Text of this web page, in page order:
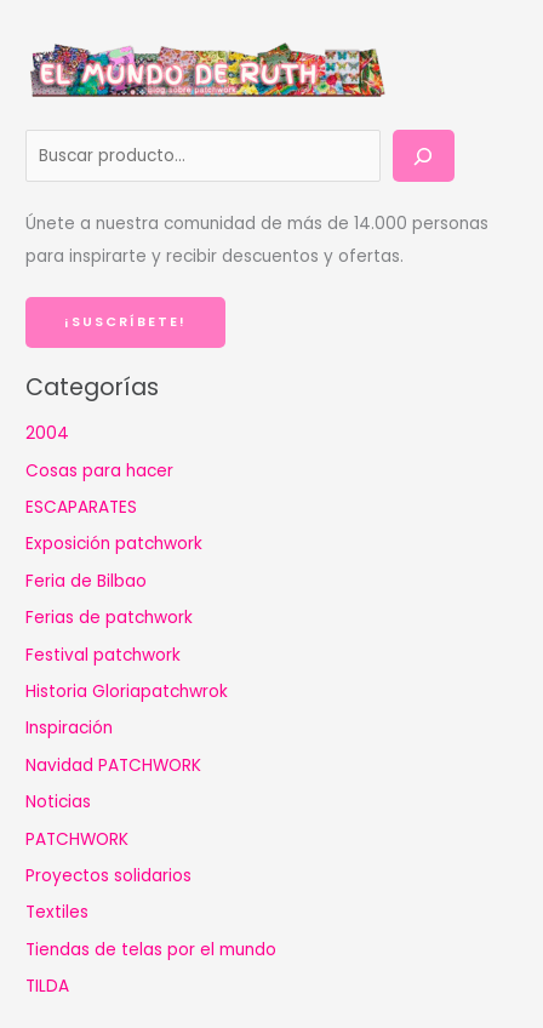
u
s
r
Únete a nuestra comunidad de más de 14.000 personas
para inspirarte y recibir descuentos y ofertas.
¡SUSCRÍBETE!
Categorías
2004
Cosas para hacer
ESCAPARATES
Exposición patchwork
Feria de Bilbao
Ferias de patchwork
Festival patchwork
Historia Gloriapatchwrok
Inspiración
Navidad PATCHWORK
Noticias
PATCHWORK
Proyectos solidarios
Textiles
Tiendas de telas por el mundo
TILDA